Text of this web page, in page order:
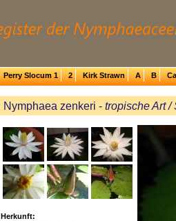
Perry Slocum 1 2 Kirk Strawn A B
Nymphaea zenkeri - tropische Art /
Herkunft: